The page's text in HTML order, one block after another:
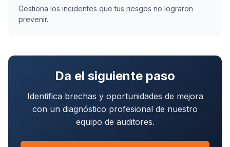
Gestiona los incidentes que tus riesgos no lograron
prevenir.
Da el siguiente paso
Identifica brechas y oportunidades de mejora
con un diagnóstico profesional de nuestro
equipo de auditores.